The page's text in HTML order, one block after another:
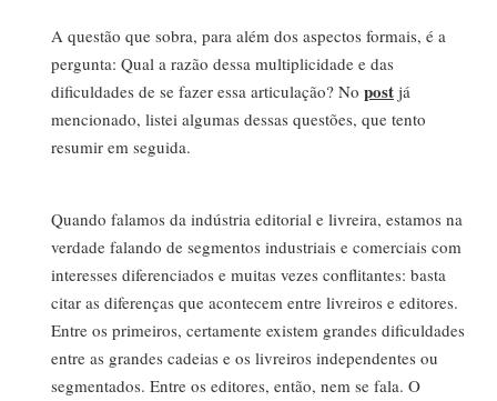
A questão que sobra, para além dos aspectos formais, é a
pergunta: Qual a razão dessa multiplicidade e das
dificuldades de se fazer essa articulação? No post já
mencionado, listei algumas dessas questões, que tento
resumir em seguida.
Quando falamos da indústria editorial e livreira, estamos na
verdade falando de segmentos industriais e comerciais com
interesses diferenciados e muitas vezes conflitantes: basta
citar as diferenças que acontecem entre livreiros e editores.
Entre os primeiros, certamente existem grandes dificuldades
entre as grandes cadeias e os livreiros independentes ou
segmentados. Entre os editores, então, nem se fala. O